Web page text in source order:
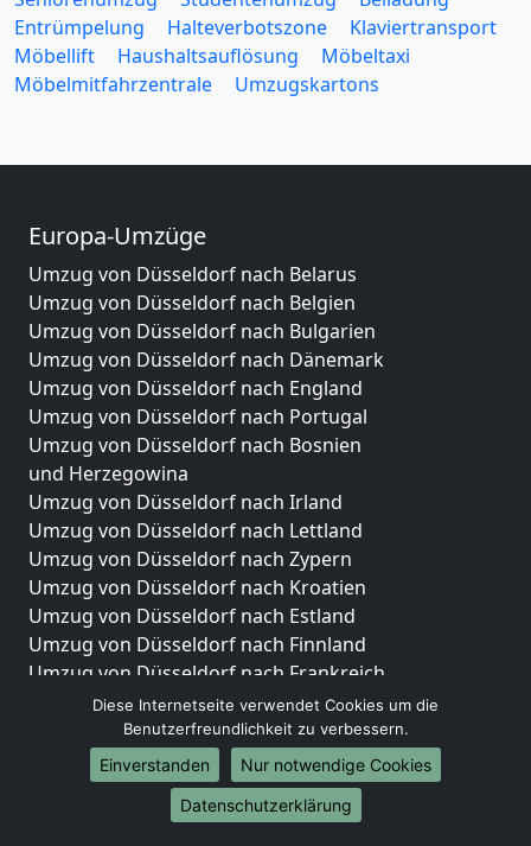
Entrümpelung
Halteverbotszone
Klaviertransport
Möbellift
Haushaltsauflösung
Möbeltaxi
Möbelmitfahrzentrale
Umzugskartons
Europa-Umzüge
Umzug von Düsseldorf nach Belarus
Umzug von Düsseldorf nach Belgien
Umzug von Düsseldorf nach Bulgarien
Umzug von Düsseldorf nach Dänemark
Umzug von Düsseldorf nach England
Umzug von Düsseldorf nach Portugal
Umzug von Düsseldorf nach Bosnien
und Herzegowina
Umzug von Düsseldorf nach Irland
Umzug von Düsseldorf nach Lettland
Umzug von Düsseldorf nach Zypern
Umzug von Düsseldorf nach Kroatien
Umzug von Düsseldorf nach Estland
Umzug von Düsseldorf nach Finnland
Umzug von Düsseldorf nach Frankreich
Umzug von Düsseldorf nach Griechenland
Umzug von Düsseldorf nach Italien
Umzug von Düsseldorf nach Liechtenstein
Umzug von Düsseldorf nach Luxemburg
Umzug von Düsseldorf nach Niederlande
Diese Internetseite verwendet Cookies um die
Benutzerfreundlichkeit zu verbessern.
Einverstanden
Nur notwendige Cookies
Datenschutzerklärung